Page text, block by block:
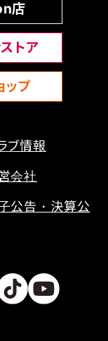
店
トア
ップ
ブ情報
会社
公告・決算公